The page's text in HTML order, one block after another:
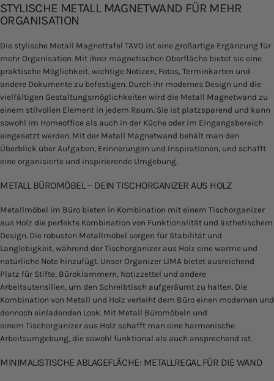
STYLISCHE METALL MAGNETWAND FÜR MEHR
ORGANISATION
Die stylische Metall Magnettafel TAVO ist eine großartige Ergänzung für
mehr Organisation. Mit ihrer magnetischen Oberfläche bietet sie eine
praktische Möglichkeit, wichtige Notizen, Fotos, Terminkarten und
andere Dokumente zu befestigen. Durch ihr modernes Design und die
vielfältigen Gestaltungsmöglichkeiten wird die Metall Magnetwand zu
einem stilvollen Element in jedem Raum. Sie ist platzsparend und kann
sowohl im Homeoffice als auch in der Küche oder im Eingangsbereich
eingesetzt werden. Mit der Metall Magnetwand behält man den
Überblick über Aufgaben, Erinnerungen und Inspirationen, und schafft
eine organisierte und inspirierende Umgebung.
METALL BÜROMÖBEL – DEIN TISCHORGANIZER AUS HOLZ
Metallmöbel im Büro bieten in Kombination mit einem Tischorganizer
aus Holz die perfekte Kombination von Funktionalität und ästhetischem
Design. Die robusten Metallmöbel sorgen für Stabilität und
Langlebigkeit, während der Tischorganizer aus Holz eine warme und
natürliche Note hinzufügt. UnserOrganizer LIMA bietet ausreichend
Platz für Stifte, Büroklammern, Notizzettel und andere
Arbeitsutensilien, um den Schreibtisch aufgeräumt zu halten. Die
Kombination von Metall und Holz verleiht dem Büro einen modernen und
dennoch einladenden Look. Mit Metall Büromöbeln und
einem Tischorganizer aus Holz schafft man eine harmonische
Arbeitsumgebung, die sowohl funktional als auch ansprechend ist.
MINIMALISTISCHE ABLAGEFLÄCHE: METALLREGAL FÜR DIE WAND